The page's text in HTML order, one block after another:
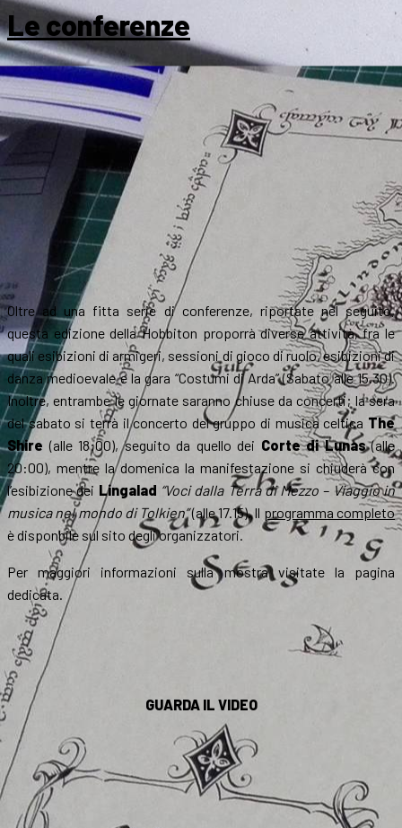
Le conferenze
Oltre ad una fitta serie di conferenze, riportate nel seguito,
questa edizione della Hobbiton proporrà diverse attività, fra le
quali esibizioni di armigeri, sessioni di gioco di ruolo, esibizioni di
danza medioevale e la gara “Costumi di Arda” (Sabato alle 15.30).
Inoltre, entrambe le giornate saranno chiuse da concerti; la sera
del sabato si terrà il concerto del gruppo di musica celtica The
Shire(alle 18:00), seguito da quello dei Corte di Lunas(alle
20:00), mentre la domenica la manifestazione si chiuderà con
l’esibizione dei Lingalad “Voci dalla Terra di Mezzo – Viaggio in
musica nel mondo di Tolkien”(alle 17.15).Il programma completo
è disponbile sul sito degli organizzatori.
Per maggiori informazioni sulla mostra visitate la pagina
dedicata.
GUARDA IL VIDEO